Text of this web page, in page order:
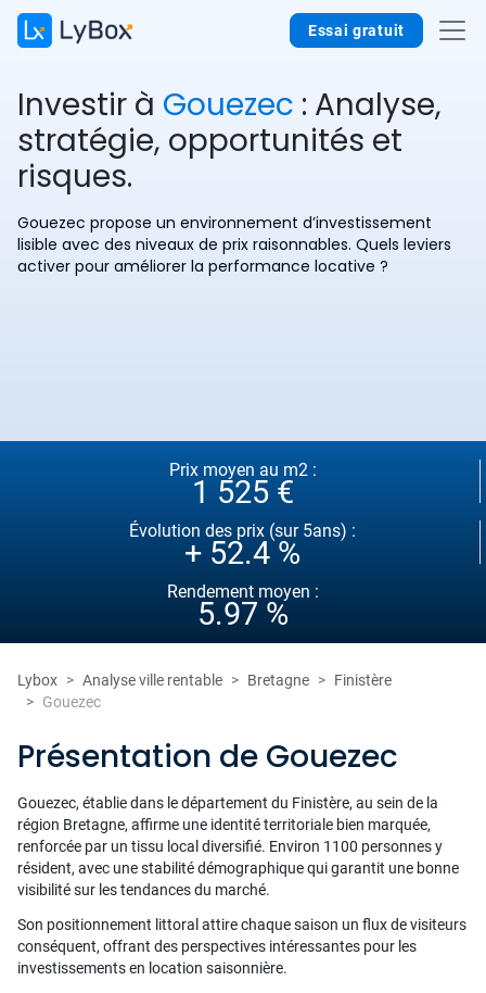
Essai gratuit
Investir à Gouezec : Analyse,
stratégie, opportunités et
risques.
Gouezec propose un environnement d’investissement
lisible avec des niveaux de prix raisonnables. Quels leviers
activer pour améliorer la performance locative ?
Prix moyen au m2 :
1 525 €
Évolution des prix (sur 5ans) :
+ 52.4 %
Rendement moyen :
5.97 %
Lybox Analyse ville rentable Bretagne
Finistère
Gouezec
Présentation de Gouezec
Gouezec, établie dans le département du Finistère, au sein de la
région Bretagne, affirme une identité territoriale bien marquée,
renforcée par un tissu local diversifié. Environ 1100 personnes y
résident, avec une stabilité démographique qui garantit une bonne
visibilité sur les tendances du marché.
Son positionnement littoral attire chaque saison un flux de visiteurs
conséquent, offrant des perspectives intéressantes pour les
investissements en location saisonnière.